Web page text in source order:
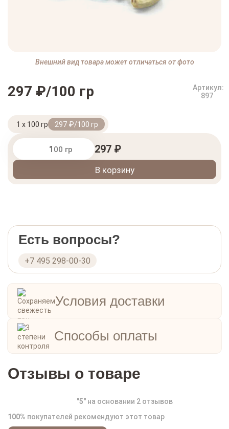
Внешний вид товара может отличаться от фото
297 ₽/100 гр
Артикул:
897
1 x 100 гр 297 ₽/100 гр
100 гр 297 ₽
В корзину
Есть вопросы?
+7 495 298-00-30
Условия доставки
Способы оплаты
Отзывы о товаре
"5" на основании 2 отзывов
100% покупателей рекомендуют этот товар